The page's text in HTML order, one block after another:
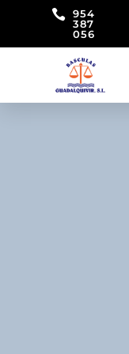
 954
387
056